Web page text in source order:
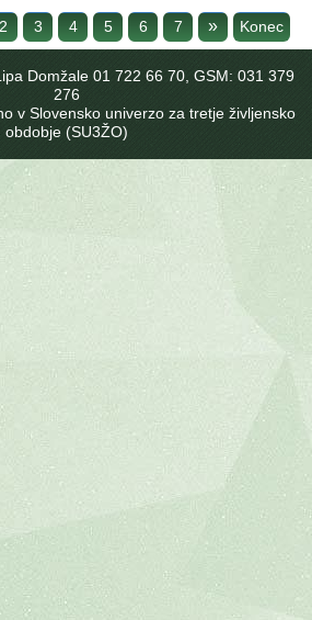
2 3 4 5 6 7 » Konec
Domžale 01 722 66 70, GSM: 031 379
276
v Slovensko univerzo za tretje življensko
obdobje (SU3ŽO)